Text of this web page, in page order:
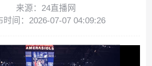
来源：24直播网
时间：2026-07-07 04:09:26